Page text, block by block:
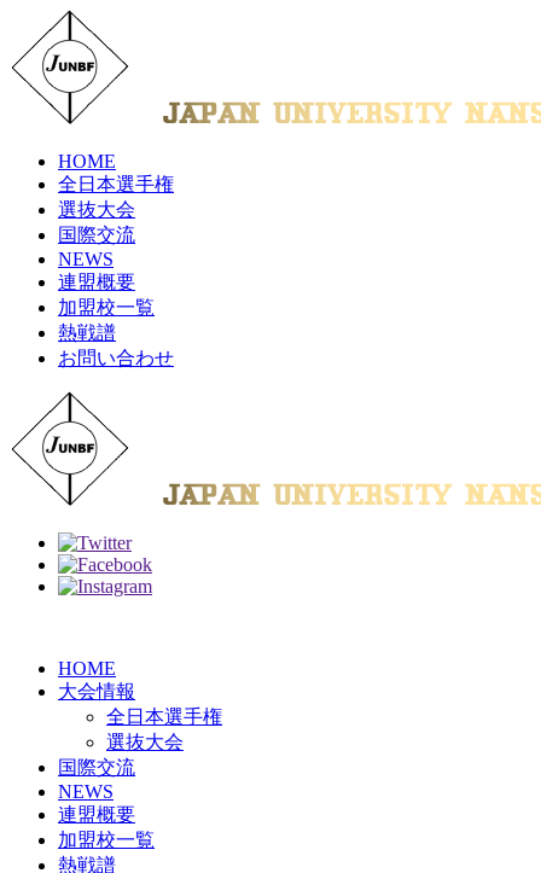
HOME
全日本選手権
選抜大会
国際交流
NEWS
連盟概要
加盟校一覧
熱戦譜
お問い合わせ
HOME
大会情報
全日本選手権
選抜大会
国際交流
NEWS
連盟概要
加盟校一覧
熱戦譜